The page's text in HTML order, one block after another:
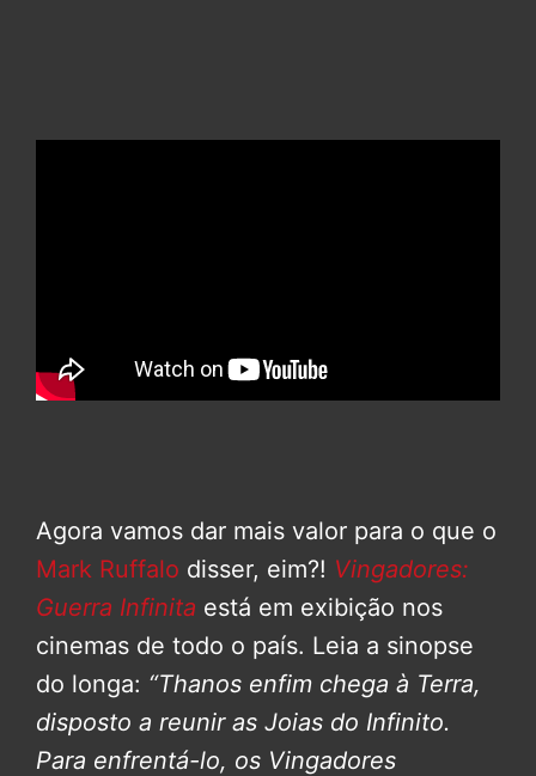
Agora vamos dar mais valor para o que o
Mark Ruffalo disser, eim?! Vingadores:
Guerra Infinita está em exibição nos
cinemas de todo o país. Leia a sinopse
do longa: “Thanos enfim chega à Terra,
disposto a reunir as Joias do Infinito.
Para enfrentá-lo, os Vingadores